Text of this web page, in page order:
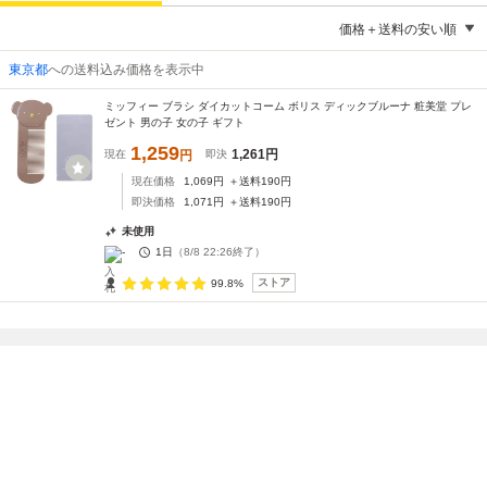
価格＋送料の安い順
東京都への送料込み価格を表示中
ミッフィー ブラシ ダイカットコーム ボリス ディックブルーナ 粧美堂 プレ
ゼント 男の子 女の子 ギフト
現在 1,259円 即決 1,261円
現在価格 1,069円 ＋送料190円
即決価格
1,071 円 ＋送料190円
未使用
-
1日 （8/8 22:26終了）
99.8% ストア